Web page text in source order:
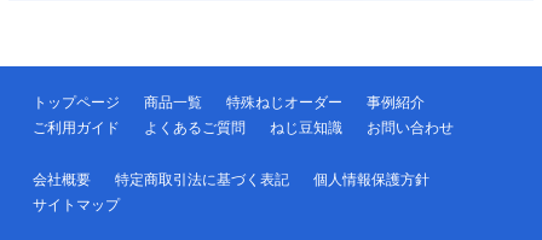
トップページ 商品一覧 特殊ねじオーダー
事例紹介
ご利用ガイド
よくあるご質問 ねじ豆知識 お問い合わせ
会社概要 特定商取引法に基づく表記
個人情報保護方針
サイトマップ